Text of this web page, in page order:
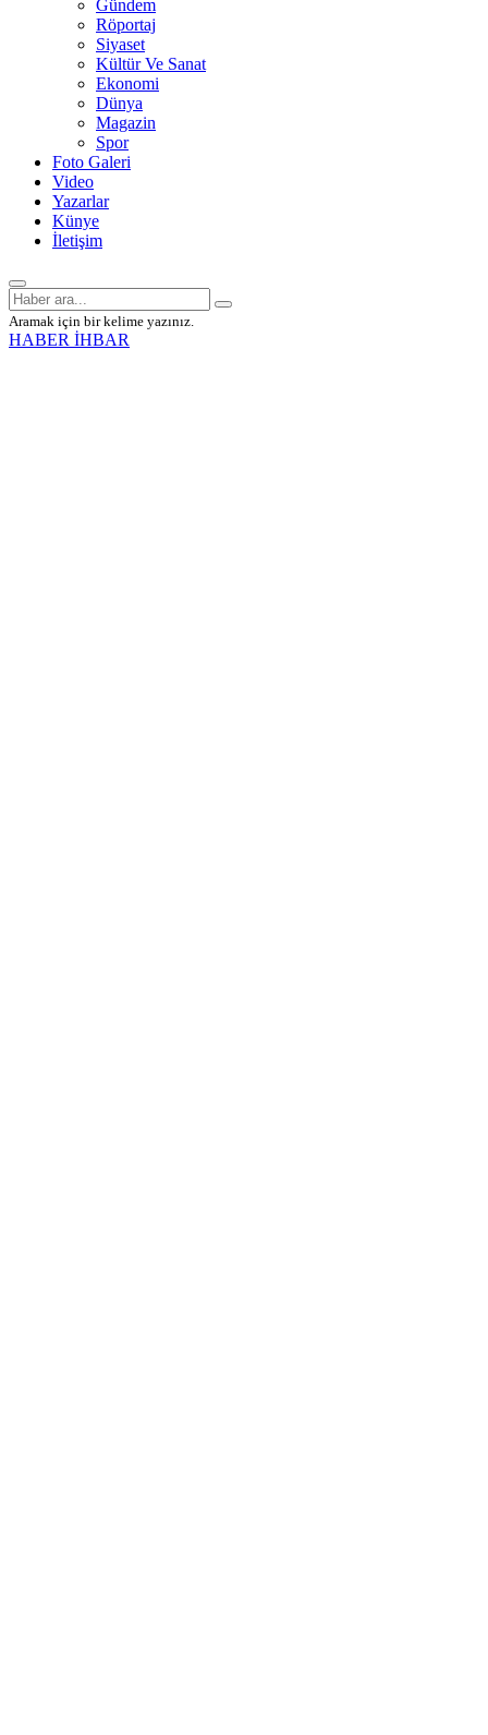
Gündem
Röportaj
Siyaset
Kültür Ve Sanat
Ekonomi
Dünya
Magazin
Spor
Foto Galeri
Video
Yazarlar
Künye
İletişim
Aramak için bir kelime yazınız.
HABER İHBAR